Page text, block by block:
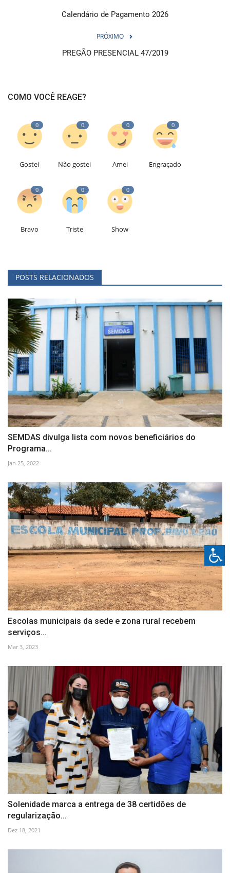
Calendário de Pagamento 2026
PRÓXIMO
PREGÃO PRESENCIAL 47/2019
COMO VOCÊ REAGE?
0
Gostei
0
Não gostei
0
Amei
0
Engraçado
0
Bravo
0
Triste
0
Show
POSTS RELACIONADOS
SEMDAS divulga lista com novos beneficiários do
Programa...
Jan 25, 2022
Escolas municipais da sede e zona rural recebem
serviços...
Mar 3, 2023
Solenidade marca a entrega de 38 certidões de
regularização...
Dez 18, 2021